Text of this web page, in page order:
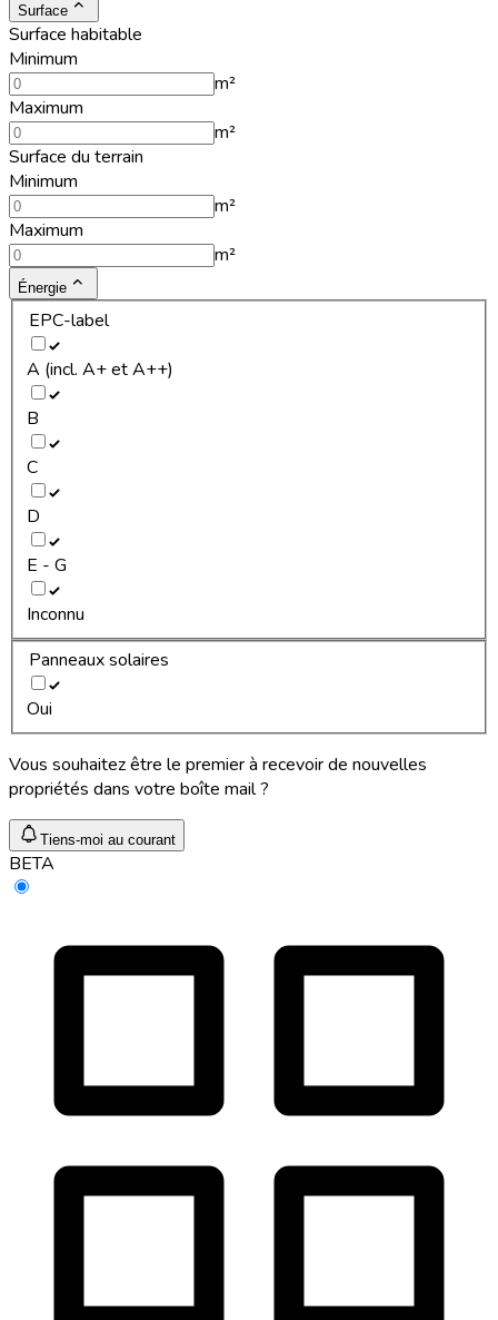
Surface
Surface habitable
Minimum
m²
Maximum
m²
Surface du terrain
Minimum
m²
Maximum
m²
Énergie
EPC-label
A (incl. A+ et A++)
B
C
D
E - G
Inconnu
Panneaux solaires
Oui
Vous souhaitez être le premier à recevoir de nouvelles
propriétés dans votre boîte mail ?
Tiens-moi au courant
BETA